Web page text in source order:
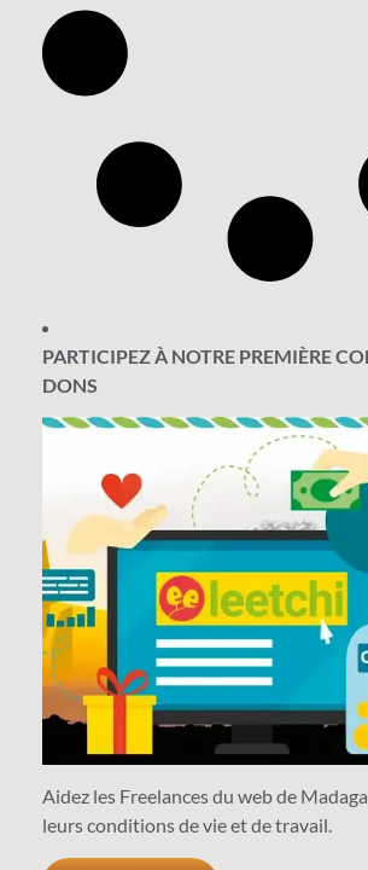
PARTICIPEZ À NOTRE PREMIÈRE
DONS
Aidez les Freelances du web de
leurs conditions de vie et de travail.